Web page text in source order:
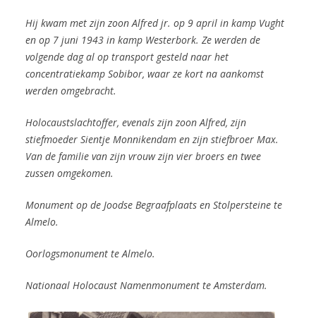
Hij kwam met zijn zoon Alfred jr. op 9 april in kamp Vught
en op 7 juni 1943 in kamp Westerbork. Ze werden de
volgende dag al op transport gesteld naar het
concentratiekamp Sobibor, waar ze kort na aankomst
werden omgebracht.
Holocaustslachtoffer, evenals zijn zoon Alfred, zijn
stiefmoeder Sientje Monnikendam en zijn stiefbroer Max.
Van de familie van zijn vrouw zijn vier broers en twee
zussen omgekomen.
Monument op de Joodse Begraafplaats en Stolpersteine te
Almelo.
Oorlogsmonument te Almelo.
Nationaal Holocaust Namenmonument te Amsterdam.